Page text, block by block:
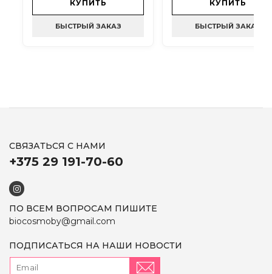
КУПИТЬ
БЫСТРЫЙ ЗАКАЗ
КУПИТЬ
БЫСТРЫЙ ЗАКАЗ
СВЯЗАТЬСЯ С НАМИ
+375 29 191-70-60
ПО ВСЕМ ВОПРОСАМ ПИШИТЕ
biocosmoby@gmail.com
ПОДПИСАТЬСЯ НА НАШИ НОВОСТИ